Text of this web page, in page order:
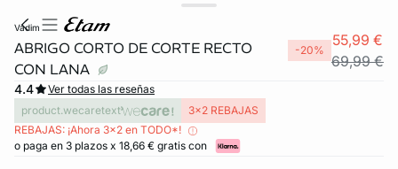
vadim
ABRIGO CORTO DE CORTE RECTO
CON LANA
-20%
55,99 €
69,99 €
4.4
Ver todas las reseñas
product.wecaretext
3x2 REBAJAS
REBAJAS: ¡Ahora 3x2 en TODO*!
o paga en 3 plazos x 18,66 € gratis con